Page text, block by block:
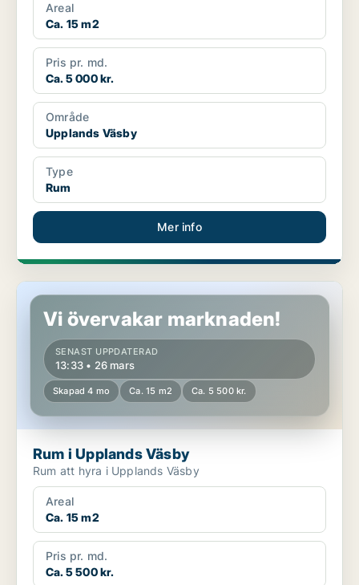
Areal
Ca. 15 m2
Pris pr. md.
Ca. 5 000 kr.
Område
Upplands Väsby
Type
Rum
Mer info
Rum i Upplands Väsby
Vi övervakar marknaden!
SENAST UPPDATERAD
13:33 • 26 mars
Skapad 4 mo Ca. 15 m2 Ca. 5 500 kr.
Rum i Upplands Väsby
Rum att hyra i Upplands Väsby
Areal
Ca. 15 m2
Pris pr. md.
Ca. 5 500 kr.